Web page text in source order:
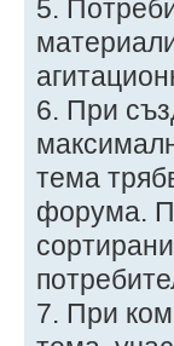
5.
6. При
тема
форума.
7. При